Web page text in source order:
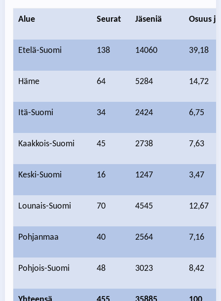
Alue Seurat Jäseniä Osuus
Etelä-Suomi 138 14060 39,18
Häme 64 5284 14,72
Itä-Suomi 34 2424 6,75
Kaakkois-Suomi 45 2738 7,63
Keski-Suomi 16 1247 3,47
Lounais-Suomi 70 4545 12,67
Pohjanmaa 40 2564 7,16
Pohjois-Suomi 48 3023 8,42